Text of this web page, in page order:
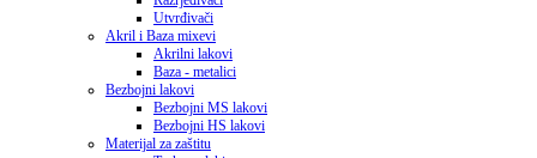
Utvrđivači
Akril i Baza mixevi
Akrilni lakovi
Baza - metalici
Bezbojni lakovi
Bezbojni MS lakovi
Bezbojni HS lakovi
Materijal za zaštitu